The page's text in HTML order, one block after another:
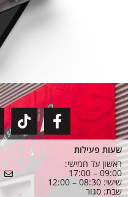
שעות פעילות
ראשון עד חמישי:
09:00 – 17:00
שישי: 08:30 – 12:00
שבת: סגור